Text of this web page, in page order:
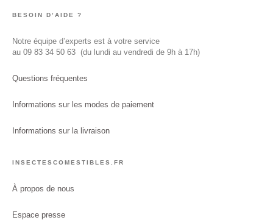
BESOIN D’AIDE ?
Notre équipe d’experts est à votre service
au 09 83 34 50 63 (du lundi au vendredi de 9h à 17h)
Questions fréquentes
Informations sur les modes de paiement
Informations sur la livraison
INSECTESCOMESTIBLES.FR
À propos de nous
Espace presse